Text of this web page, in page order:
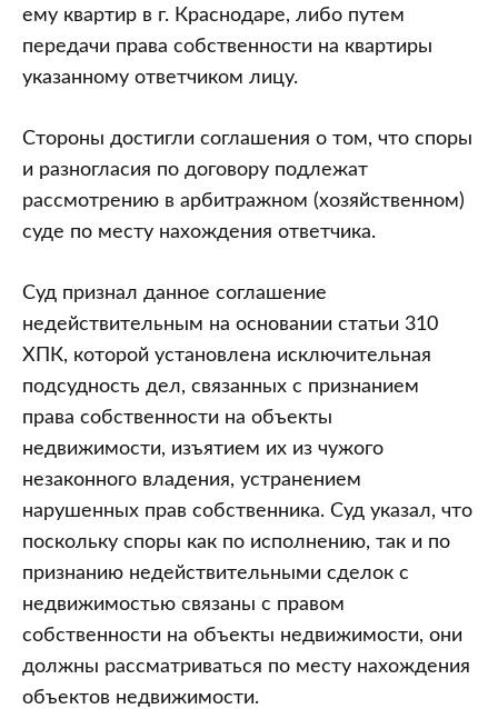
ему квартир в г. Краснодаре, либо путем
передачи права собственности на квартиры
указанному ответчиком лицу.
Стороны достигли соглашения о том, что споры
и разногласия по договору подлежат
рассмотрению в арбитражном (хозяйственном)
суде по месту нахождения ответчика.
Суд признал данное соглашение
недействительным на основании статьи 310
ХПК, которой установлена исключительная
подсудность дел, связанных с признанием
права собственности на объекты
недвижимости, изъятием их из чужого
незаконного владения, устранением
нарушенных прав собственника. Суд указал, что
поскольку споры как по исполнению, так и по
признанию недействительными сделок с
недвижимостью связаны с правом
собственности на объекты недвижимости, они
должны рассматриваться по месту нахождения
объектов недвижимости.